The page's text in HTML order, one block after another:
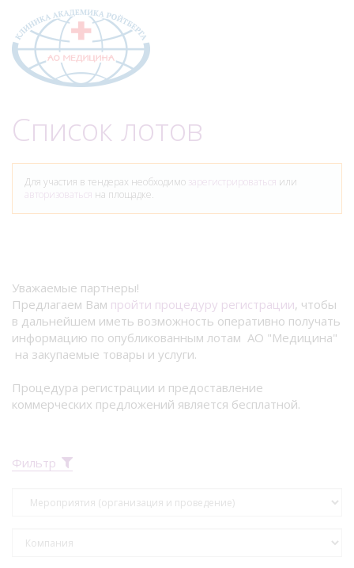
Список лотов
Для участия в тендерах необходимо зарегистрироваться или
авторизоваться на площадке.
Уважаемые партнеры!
Предлагаем Вам пройти процедуру регистрации, чтобы
в дальнейшем иметь возможность оперативно получать
информацию по опубликованным лотам АО "Медицина"
на закупаемые товары и услуги.
Процедура регистрации и предоставление
коммерческих предложений является бесплатной.
Фильтр